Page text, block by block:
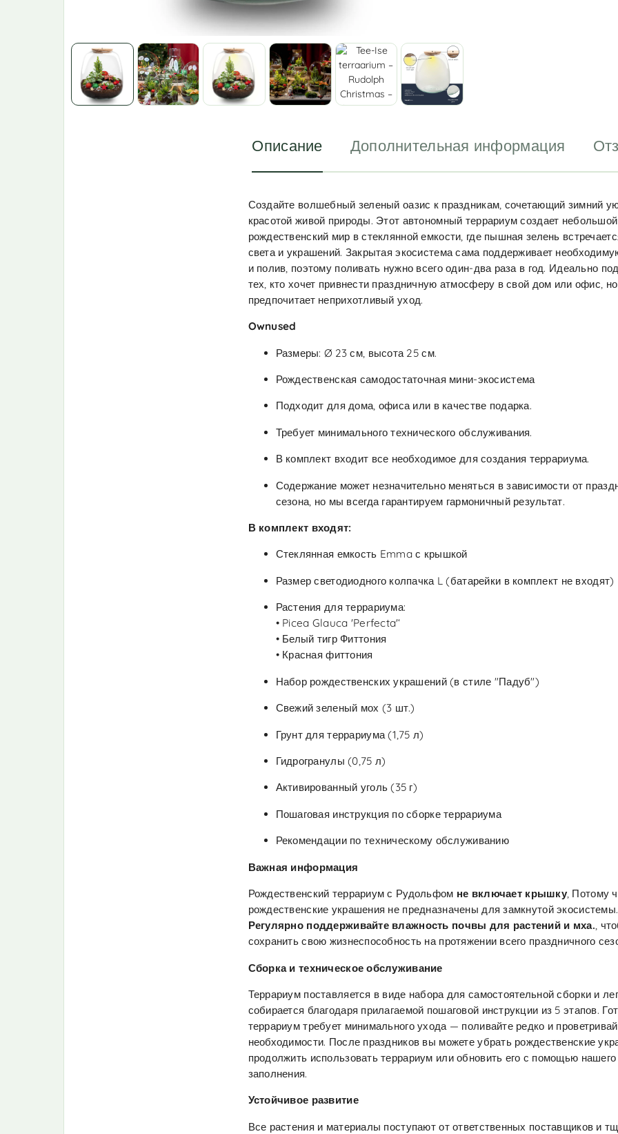
Описание Дополнительная информация
Создайте волшебный зеленый оазис к праздникам, сочетающий зимний
красотой живой природы. Этот автономный террариум создает небольшой
рождественский мир в стеклянной емкости, где пышная зелень
света и украшений. Закрытая экосистема сама поддерживает
и полив, поэтому поливать нужно всего один-два раза в год. Идеально
тех, кто хочет привнести праздничную атмосферу в свой дом или офис, но
предпочитает неприхотливый уход.
Ownused
Размеры: Ø 23 см, высота 25 см.
Рождественская самодостаточная мини-экосистема
Подходит для дома, офиса или в качестве подарка.
Требует минимального технического обслуживания.
В комплект входит все необходимое для создания террариума.
Содержание может незначительно меняться в зависимости от
сезона, но мы всегда гарантируем гармоничный результат.
В комплект входят:
Стеклянная емкость Emma с крышкой
Размер светодиодного колпачка L (батарейки в комплект не входят)
Растения для террариума:
• Picea Glauca 'Perfecta'‘
• Белый тигр Фиттония
• Красная фиттония
Набор рождественских украшений (в стиле "Падуб")
Свежий зеленый мох (3 шт.)
Грунт для террариума (1,75 л)
Гидрогранулы (0,75 л)
Активированный уголь (35 г)
Пошаговая инструкция по сборке террариума
Рекомендации по техническому обслуживанию
Важная информация
Рождественский террариум с Рудольфом не включает крышку, Потому
рождественские украшения не предназначены для замкнутой экосистемы.
Регулярно поддерживайте влажность почвы для растений и мха.,
сохранить свою жизнеспособность на протяжении всего праздничного
Сборка и техническое обслуживание
Террариум поставляется в виде набора для самостоятельной сборки и
собирается благодаря прилагаемой пошаговой инструкции из 5 этапов.
террариум требует минимального ухода — поливайте редко и
необходимости. После праздников вы можете убрать рождественские
продолжить использовать террариум или обновить его с помощью
заполнения.
Устойчивое развитие
Все растения и материалы поступают от ответственных поставщиков и